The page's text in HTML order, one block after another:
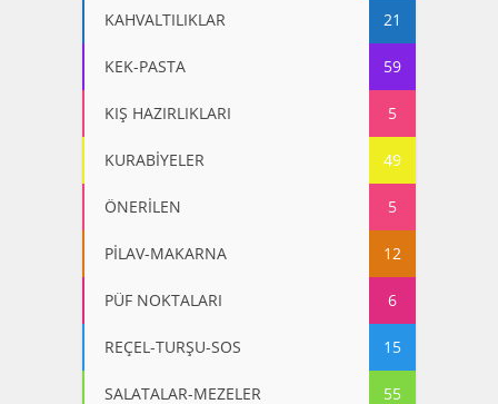
KAHVALTILIKLAR 21
KEK-PASTA 59
KIŞ HAZIRLIKLARI 5
KURABİYELER 49
ÖNERİLEN 5
PİLAV-MAKARNA 12
PÜF NOKTALARI 6
REÇEL-TURŞU-SOS 15
SALATALAR-MEZELER 55